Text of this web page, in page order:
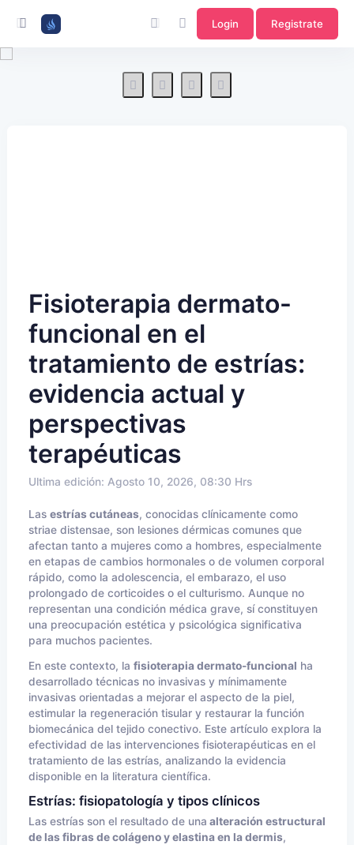
Login Registrate
Fisioterapia dermato-
funcional en el
tratamiento de estrías:
evidencia actual y
perspectivas
terapéuticas
Ultima edición: Agosto 10, 2026, 08:30 Hrs
Las estrías cutáneas, conocidas clínicamente como
striae distensae, son lesiones dérmicas comunes que
afectan tanto a mujeres como a hombres, especialmente
en etapas de cambios hormonales o de volumen corporal
rápido, como la adolescencia, el embarazo, el uso
prolongado de corticoides o el culturismo. Aunque no
representan una condición médica grave, sí constituyen
una preocupación estética y psicológica significativa
para muchos pacientes.
En este contexto, la fisioterapia dermato-funcional ha
desarrollado técnicas no invasivas y mínimamente
invasivas orientadas a mejorar el aspecto de la piel,
estimular la regeneración tisular y restaurar la función
biomecánica del tejido conectivo. Este artículo explora la
efectividad de las intervenciones fisioterapéuticas en el
tratamiento de las estrías, analizando la evidencia
disponible en la literatura científica.
Estrías: fisiopatología y tipos clínicos
Las estrías son el resultado de una alteración estructural
de las fibras de colágeno y elastina en la dermis,